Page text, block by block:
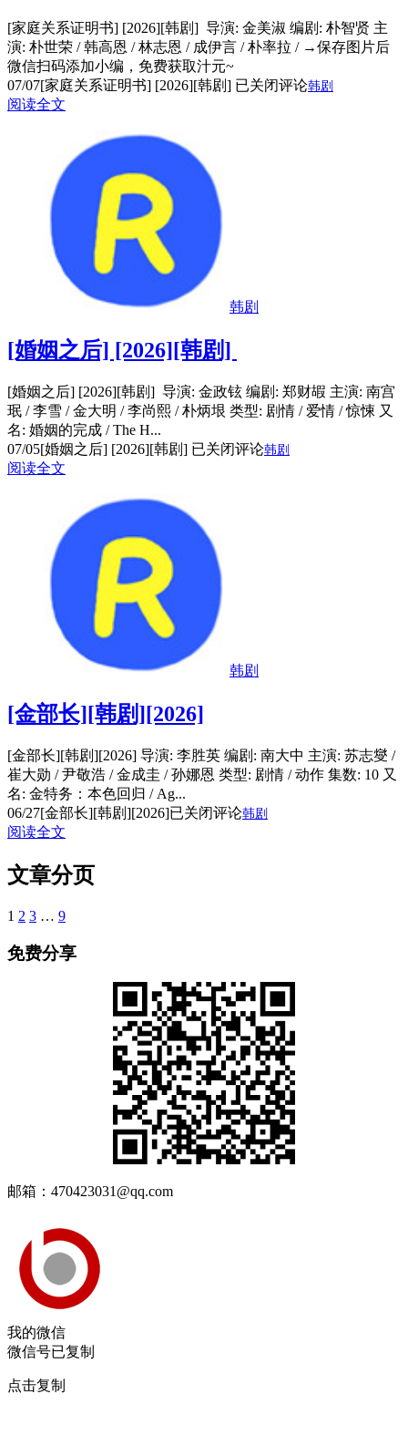
[家庭关系证明书] [2026][韩剧] 导演: 金美淑 编剧: 朴智贤 主
演: 朴世荣 / 韩高恩 / 林志恩 / 成伊言 / 朴率拉 / →保存图片后
微信扫码添加小编，免费获取汁元~
07/07[家庭关系证明书] [2026][韩剧] 已关闭评论韩剧
阅读全文
韩剧
[婚姻之后] [2026][韩剧]
[婚姻之后] [2026][韩剧] 导演: 金政铉 编剧: 郑财嘏 主演: 南宫
珉 / 李雪 / 金大明 / 李尚熙 / 朴炳垠 类型: 剧情 / 爱情 / 惊悚 又
名: 婚姻的完成 / The H...
07/05[婚姻之后] [2026][韩剧] 已关闭评论韩剧
阅读全文
韩剧
[金部长][韩剧][2026]
[金部长][韩剧][2026] 导演: 李胜英 编剧: 南大中 主演: 苏志燮 /
崔大勋 / 尹敬浩 / 金成圭 / 孙娜恩 类型: 剧情 / 动作 集数: 10 又
名: 金特务：本色回归 / Ag...
06/27[金部长][韩剧][2026]已关闭评论韩剧
阅读全文
文章分页
1 2 3 … 9
免费分享
邮箱：470423031@qq.com
我的微信
微信号已复制
点击复制